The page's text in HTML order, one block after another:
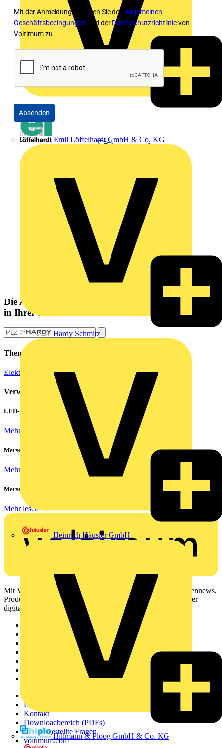
Emil Löffelhardt GmbH & Co. KG
Hardy Schmitz
Heinrich Häusler GmbH
Hillmann & Ploog GmbH & Co. KG
Mit der Anmeldung stimmen Sie den Allgemeinen
Geschäftsbedingungen und der Datenschutzrichtlinievon
Voltimum zu
Absenden
Die Altlampen Sammelstelle
in Ihrer Nähe
Themen
Elektroinstallation
Verwandte Inhalte
LED-Walls effizient betreiben: Hohe Einschaltströme beherrschen
Mehr lesen
Mersen Blitz Überspannungsschutz für Photovoltaik & Wohnbau
Mehr lesen
Mersen ProGrid Lastschaltleisten
Mehr lesen
Mit Voltimum erhalten Elektrofachkräfte Zugang zu Branchennews,
Produktinformationen, Schulungen und Tools – alles auf einer
digitalen Plattform und Community.
Über uns
Kontakt
Downloadbereich (PDFs)
Häufig gestellte Fragen
voltimum.com